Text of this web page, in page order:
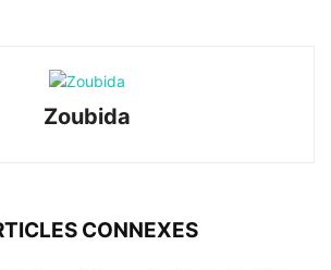
Zoubida
CONNEXES